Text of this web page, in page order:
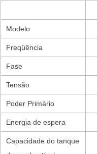
Modelo
Freqüência
Fase
Tensão
Poder Primário
Energia de espera
Capacidade do tanque